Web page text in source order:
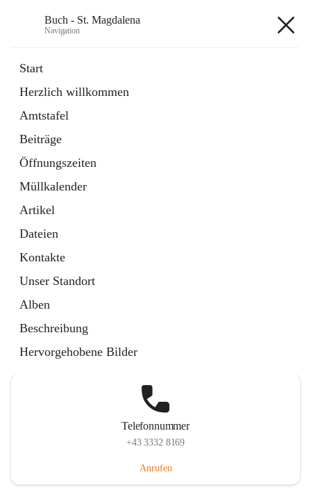
Buch - St. Magdalena
Navigation
Start
Herzlich willkommen
Amtstafel
Beiträge
Öffnungszeiten
Müllkalender
Artikel
Dateien
Kontakte
Unser Standort
Alben
Beschreibung
Hervorgehobene Bilder
11 Schnellzugriffe
Bürgerservice
10 Schnellzugriffe
Telefonnummer
+43 3332 8169
Anrufen